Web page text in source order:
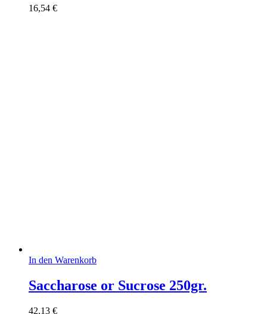
16,54 €
In den Warenkorb
Saccharose or Sucrose 250gr.
42,13 €